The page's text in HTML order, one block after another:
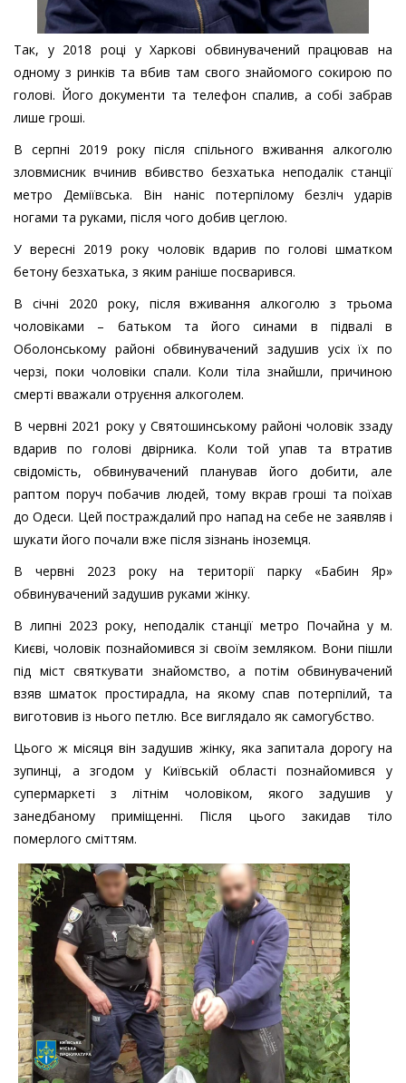
Так, у 2018 році у Харкові обвинувачений працював на
одному з ринків та вбив там свого знайомого сокирою по
голові. Його документи та телефон спалив, а собі забрав
лише гроші.
В серпні 2019 року після спільного вживання алкоголю
зловмисник вчинив вбивство безхатька неподалік станції
метро Деміївська. Він наніс потерпілому безліч ударів
ногами та руками, після чого добив цеглою.
У вересні 2019 року чоловік вдарив по голові шматком
бетону безхатька, з яким раніше посварився.
В січні 2020 року, після вживання алкоголю з трьома
чоловіками – батьком та його синами в підвалі в
Оболонському районі обвинувачений задушив усіх їх по
черзі, поки чоловіки спали. Коли тіла знайшли, причиною
смерті вважали отруєння алкоголем.
В червні 2021 року у Святошинському районі чоловік ззаду
вдарив по голові двірника. Коли той упав та втратив
свідомість, обвинувачений планував його добити, але
раптом поруч побачив людей, тому вкрав гроші та поїхав
до Одеси. Цей постраждалий про напад на себе не заявляв і
шукати його почали вже після зізнань іноземця.
В червні 2023 року на території парку «Бабин Яр»
обвинувачений задушив руками жінку.
В липні 2023 року, неподалік станції метро Почайна у м.
Києві, чоловік познайомився зі своїм земляком. Вони пішли
під міст святкувати знайомство, а потім обвинувачений
взяв шматок простирадла, на якому спав потерпілий, та
виготовив із нього петлю. Все виглядало як самогубство.
Цього ж місяця він задушив жінку, яка запитала дорогу на
зупинці, а згодом у Київській області познайомився у
супермаркеті з літнім чоловіком, якого задушив у
занедбаному приміщенні. Після цього закидав тіло
померлого сміттям.